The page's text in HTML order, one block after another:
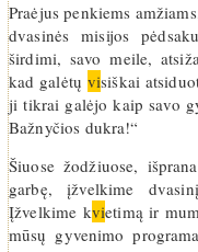
Praėjus penkiems
dvasinės misijos
širdimi, savo meile,
kad galėtų visiškai
ji tikrai galėjo kaip savo
Bažnyčios dukra!“
Šiuose žodžiuose,
garbę, įžvelkime
Įžvelkime kvietimą ir
mūsų gyvenimo